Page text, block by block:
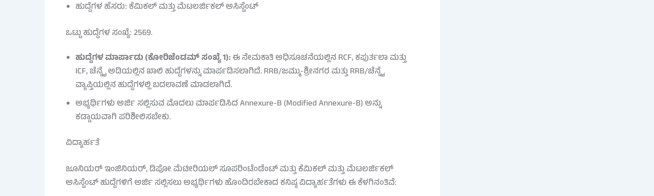
ಹುದ್ದೆಗಳ ಹೆಸರು: ಕೆಮಿಕಲ್ ಮತ್ತು ಮೆಟಲರ್ಜಿಕಲ್ ಅಸಿಸ್ಟೆಂಟ್
ಒಟ್ಟು ಹುದ್ದೆಗಳ ಸಂಖ್ಯೆ: 2569.
ಹುದ್ದೆಗಳ ಮಾರ್ಪಾಡು (ಕೋರಿಜೆಂಡಮ್ ಸಂಖ್ಯೆ 1):ಈ ನೇಮಕಾತಿ ಅಧಿಸೂಚನೆಯಲ್ಲಿನ RCF, ಕಪುರ್ತಲಾ ಮತ್ತು
ICF, ಚೆನ್ನೈ ಅಡಿಯಲ್ಲಿನ ಖಾಲಿ ಹುದ್ದೆಗಳನ್ನು ಮಾರ್ಪಡಿಸಲಾಗಿದೆ. RRB/ಜಮ್ಮು-ಶ್ರೀನಗರ ಮತ್ತು RRB/ಚೆನ್ನೈ
ವ್ಯಾಪ್ತಿಯಲ್ಲಿನ ಹುದ್ದೆಗಳಲ್ಲಿ ಬದಲಾವಣೆ ಮಾಡಲಾಗಿದೆ.
ಅಭ್ಯರ್ಥಿಗಳು ಅರ್ಜಿ ಸಲ್ಲಿಸುವ ಮೊದಲು ಮಾರ್ಪಡಿಸಿದ Annexure-B (Modified Annexure-B) ಅನ್ನು
ಕಡ್ಡಾಯವಾಗಿ ಪರಿಶೀಲಿಸಬೇಕು.
ವಿದ್ಯಾರ್ಹತೆ
ಜೂನಿಯರ್ ಇಂಜಿನಿಯರ್, ಡಿಪೋ ಮೆಟೀರಿಯಲ್ ಸೂಪರಿಂಟೆಂಡೆಂಟ್ ಮತ್ತು ಕೆಮಿಕಲ್ ಮತ್ತು ಮೆಟಲರ್ಜಿಕಲ್
ಅಸಿಸ್ಟೆಂಟ್ ಹುದ್ದೆಗಳಿಗೆ ಅರ್ಜಿ ಸಲ್ಲಿಸಲು ಅಭ್ಯರ್ಥಿಗಳು ಹೊಂದಿರಬೇಕಾದ ಕನಿಷ್ಠ ವಿದ್ಯಾರ್ಹತೆಗಳು ಈ ಕೆಳಗಿನಂತಿವೆ: